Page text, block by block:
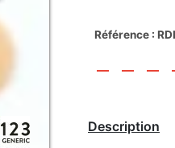
Référence :
Description